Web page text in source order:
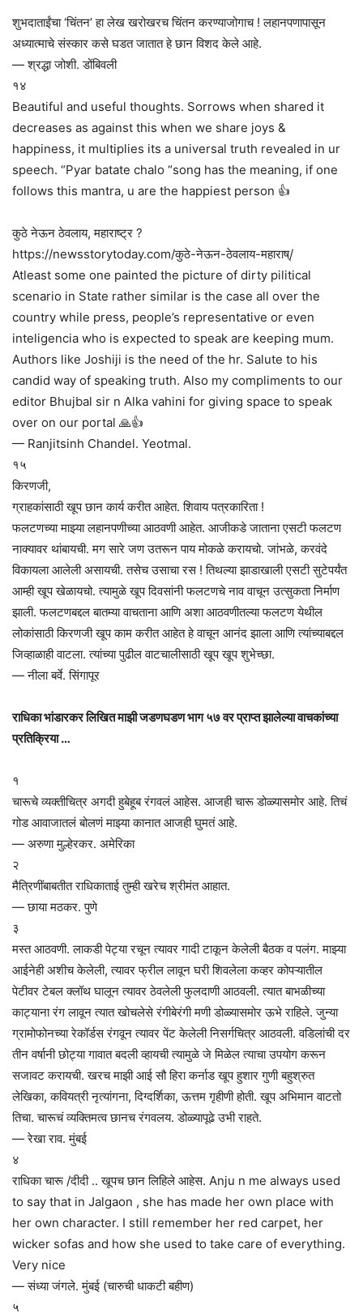
शुभदाताईंचा ‘चिंतन’ हा लेख खरोखरच चिंतन करण्याजोगाच ! लहानपणापासून
अध्यात्माचे संस्कार कसे घडत जातात हे छान विशद केले आहे.
— श्रद्धा जोशी. डोंबिवली
१४
Beautiful and useful thoughts. Sorrows when shared it
decreases as against this when we share joys &
happiness, it multiplies its a universal truth revealed in ur
speech. “Pyar batate chalo “song has the meaning, if one
follows this mantra, u are the happiest person 👍
कुठे नेऊन ठेवलाय, महाराष्ट्र ?
https://newsstorytoday.com/कुठे-नेऊन-ठेवलाय-महाराष्/
Atleast some one painted the picture of dirty pilitical
scenario in State rather similar is the case all over the
country while press, people’s representative or even
inteligencia who is expected to speak are keeping mum.
Authors like Joshiji is the need of the hr. Salute to his
candid way of speaking truth. Also my compliments to our
editor Bhujbal sir n Alka vahini for giving space to speak
over on our portal 🙏👍
— Ranjitsinh Chandel. Yeotmal.
१५
किरणजी,
ग्राहकांसाठी खूप छान कार्य करीत आहेत. शिवाय पत्रकारिता !
फलटणच्या माझ्या लहानपणीच्या आठवणी आहेत. आजीकडे जाताना एसटी फलटण
नाक्यावर थांबायची. मग सारे जण उतरून पाय मोकळे करायचो. जांभळे, करवंदे
विकायला आलेली असायची. तसेच उसाचा रस ! तिथल्या झाडाखाली एसटी सुटेपर्यंत
आम्ही खूप खेळायचो. त्यामुळे खूप दिवसांनी फलटणचे नाव वाचून उत्सुकता निर्माण
झाली. फलटणबद्दल बातम्या वाचताना आणि अशा आठवणीतल्या फलटण येथील
लोकांसाठी किरणजी खूप काम करीत आहेत हे वाचून आनंद झाला आणि त्यांच्याबद्दल
जिव्हाळाही वाटला. त्यांच्या पुढील वाटचालीसाठी खूप खूप शुभेच्छा.
— नीला बर्वे. सिंगापूर
राधिका भांडारकर लिखित माझी जडणघडण भाग ५७ वर प्राप्त झालेल्या वाचकांच्या
प्रतिक्रिया …
१
चारूचे व्यक्तीचित्र अगदी हुबेहूब रंगवलं आहेस. आजही चारू डोळ्यासमोर आहे. तिचं
गोड आवाजातलं बोलणं माझ्या कानात आजही घुमतं आहे.
— अरुणा मुल्हेरकर. अमेरिका
२
मैत्रिणींबाबतीत राधिकाताई तुम्ही खरेच श्रीमंत आहात.
— छाया मठकर. पुणे
३
मस्त आठवणी. लाकडी पेट्या रचून त्यावर गादी टाकून केलेली बैठक व पलंग. माझ्या
आईनेही अशीच केलेली, त्यावर फ्रील लावून घरी शिवलेला कव्हर कोपऱ्यातील
पेटीवर टेबल क्लॉथ घालून त्यावर ठेवलेली फुलदाणी आठवली. त्यात बाभळीच्या
काट्याना रंग लावून त्यात खोचलेसे रंगीबेरंगी मणी डोळ्यासमोर ऊभे राहिले. जुन्या
ग्रामोफोनच्या रेकॉर्डस रंगवून त्यावर पेंट केलेली निसर्गचित्र आठवली. वडिलांची दर
तीन वर्षानी छोट्या गावात बदली व्हायची त्यामुळे जे मिळेल त्याचा उपयोग करून
सजावट करायची. खरच माझी आई सौ हिरा कर्नाड खूप हुशार गुणी बहुश्रुत
लेखिका, कवियत्री नृत्यांगना, दिग्दर्शिका, ऊत्तम गृहीणी होती. खूप अभिमान वाटतो
तिचा. चारूचं व्यक्तिमत्व छानच रंगवलय. डोळ्यापूढे उभी राहते.
— रेखा राव. मुंबई
४
राधिका चारू /दीदी .. खूपच छान लिहिले आहेस. Anju n me always used
to say that in Jalgaon , she has made her own place with
her own character. I still remember her red carpet, her
wicker sofas and how she used to take care of everything.
Very nice
— संध्या जंगले. मुंबई (चारुची धाकटी बहीण)
५